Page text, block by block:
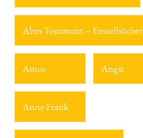
Altes Testament – Einzelbücher
Amos Angst
Anne Frank